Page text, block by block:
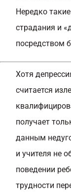
Нередко
страдания и
посредством
Хотя
считается
получает
данным
и учителя не
поведении
трудности